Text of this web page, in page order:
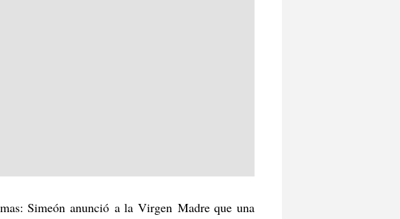
Simeón anunció a la Virgen Madre que una